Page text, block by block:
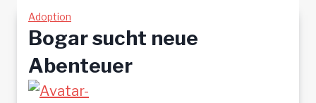
Adoption
Bogar sucht neue
Abenteuer